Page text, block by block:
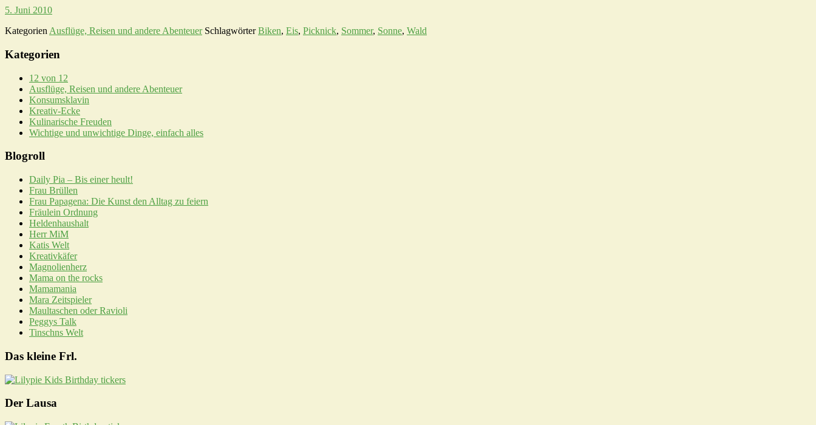
5. Juni 2010
Kategorien Ausflüge, Reisen und andere Abenteuer SchlagwörterBiken, Eis, Picknick, Sommer, Sonne, Wald
Kategorien
12 von 12
Ausflüge, Reisen und andere Abenteuer
Konsumsklavin
Kreativ-Ecke
Kulinarische Freuden
Wichtige und unwichtige Dinge, einfach alles
Blogroll
Daily Pia – Bis einer heult!
Frau Brüllen
Frau Papagena: Die Kunst den Alltag zu feiern
Fräulein Ordnung
Heldenhaushalt
Herr MiM
Katis Welt
Kreativkäfer
Magnolienherz
Mama on the rocks
Mamamania
Mara Zeitspieler
Maultaschen oder Ravioli
Peggys Talk
Tinschns Welt
Das kleine Frl.
Der Lausa